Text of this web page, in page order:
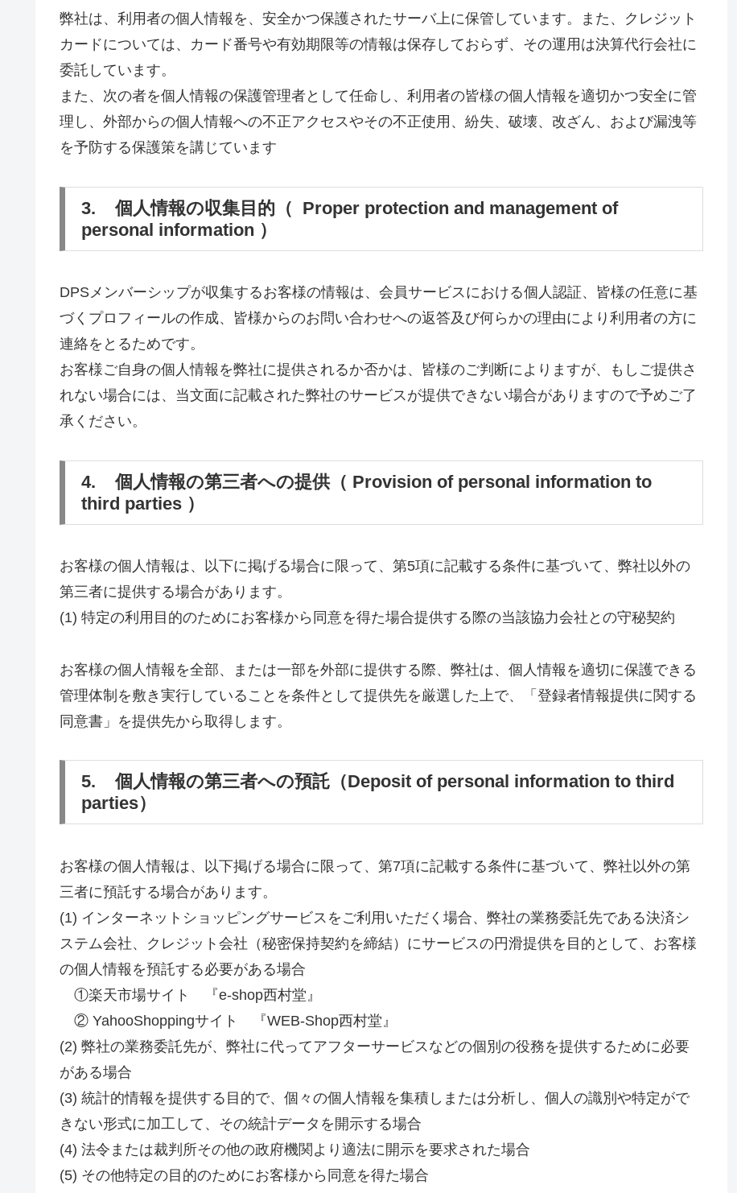
弊社は、利用者の個人情報を、安全かつ保護されたサーバ上に保管しています。また、クレジット
カードについては、カード番号や有効期限等の情報は保存しておらず、その運用は決算代行会社に
委託しています。
また、次の者を個人情報の保護管理者として任命し、利用者の皆様の個人情報を適切かつ安全に管
理し、外部からの個人情報への不正アクセスやその不正使用、紛失、破壊、改ざん、および漏洩等
を予防する保護策を講じています
3. 個人情報の収集目的（ Proper protection and management of
personal information ）
DPSメンバーシップが収集するお客様の情報は、会員サービスにおける個人認証、皆様の任意に基
づくプロフィールの作成、皆様からのお問い合わせへの返答及び何らかの理由により利用者の方に
連絡をとるためです。
お客様ご自身の個人情報を弊社に提供されるか否かは、皆様のご判断によりますが、もしご提供さ
れない場合には、当文面に記載された弊社のサービスが提供できない場合がありますので予めご了
承ください。
4. 個人情報の第三者への提供（ Provision of personal information to
third parties ）
お客様の個人情報は、以下に掲げる場合に限って、第5項に記載する条件に基づいて、弊社以外の
第三者に提供する場合があります。
(1) 特定の利用目的のためにお客様から同意を得た場合提供する際の当該協力会社との守秘契約
お客様の個人情報を全部、または一部を外部に提供する際、弊社は、個人情報を適切に保護できる
管理体制を敷き実行していることを条件として提供先を厳選した上で、「登録者情報提供に関する
同意書」を提供先から取得します。
5. 個人情報の第三者への預託（Deposit of personal information to third
parties）
お客様の個人情報は、以下掲げる場合に限って、第7項に記載する条件に基づいて、弊社以外の第
三者に預託する場合があります。
(1) インターネットショッピングサービスをご利用いただく場合、弊社の業務委託先である決済シ
ステム会社、クレジット会社（秘密保持契約を締結）にサービスの円滑提供を目的として、お客様
の個人情報を預託する必要がある場合
①楽天市場サイト 『e-shop西村堂』
② YahooShoppingサイト 『WEB-Shop西村堂』
(2) 弊社の業務委託先が、弊社に代ってアフターサービスなどの個別の役務を提供するために必要
がある場合
(3) 統計的情報を提供する目的で、個々の個人情報を集積しまたは分析し、個人の識別や特定がで
きない形式に加工して、その統計データを開示する場合
(4) 法令または裁判所その他の政府機関より適法に開示を要求された場合
(5) その他特定の目的のためにお客様から同意を得た場合